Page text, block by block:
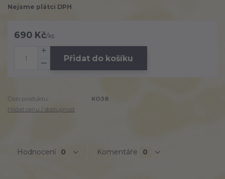
Nejsme plátci DPH
690 Kč/ks
Přidat do košíku
Číslo produktu:
KO38
Hlídat cenu / dostupnost
Hodnocení 0 Komentáře 0